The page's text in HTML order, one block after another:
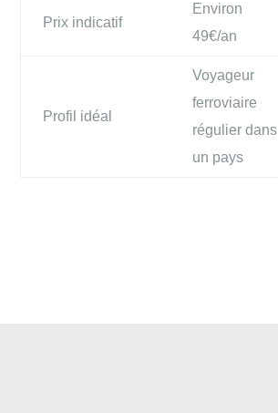
Prix indicatif
Environ
49€/an
Profil idéal
Voyageur
ferroviaire
régulier dans
un pays